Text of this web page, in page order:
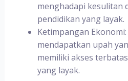
menghadapi kesulitan
pendidikan yang layak.
Ketimpangan
mendapatkan upah
memiliki akses
yang layak.